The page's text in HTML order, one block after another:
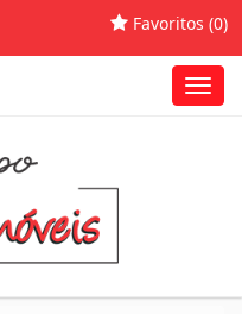
Favoritos (0)